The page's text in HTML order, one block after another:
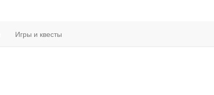
Игры и квесты